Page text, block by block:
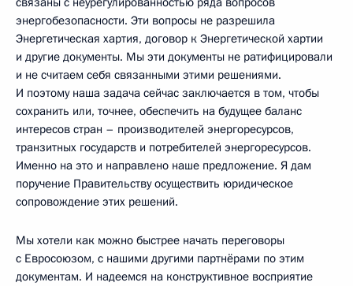
энергобезопасности. Эти вопросы не разрешила
Энергетическая хартия, договор к Энергетической хартии
и другие документы. Мы эти документы не ратифицировали
и не считаем себя связанными этими решениями.
И поэтому наша задача сейчас заключается в том, чтобы
сохранить или, точнее, обеспечить на будущее баланс
интересов стран – производителей энергоресурсов,
транзитных государств и потребителей энергоресурсов.
Именно на это и направлено наше предложение. Я дам
поручение Правительству осуществить юридическое
сопровождение этих решений.
Мы хотели как можно быстрее начать переговоры
с Евросоюзом, с нашими другими партнёрами по этим
документам. И надеемся на конструктивное восприятие